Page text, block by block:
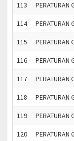
113 PERATURAN
114 PERATURAN
115 PERATURAN
116 PERATURAN
117 PERATURAN
118 PERATURAN
119 PERATURAN
120 PERATURAN